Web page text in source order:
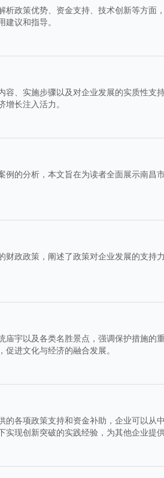
析政策优势、资金支持、技术创新等方面
议和指导。
、实施步骤以及对企业发展的实质性支
长注入活力。
的分析，本文旨在为读者全面展示南昌
政政策，阐述了政策对企业发展的支持力
宇以及各类名胜景点，强调保护措施的
进文化与经济的融合发展。
各项政策支持和资金补助，企业可以从
实现创新突破的实践经验，为其他企业提